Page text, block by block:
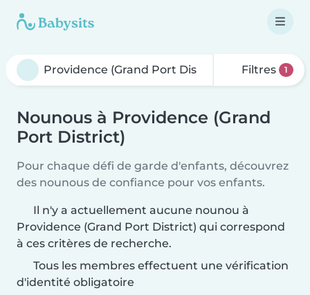
Filtres 1
Nounous à Providence (Grand
Port District)
Pour chaque défi de garde d'enfants, découvrez
des nounous de confiance pour vos enfants.
Il n'y a actuellement aucune nounou à
Providence (Grand Port District) qui correspond
à ces critères de recherche.
Tous les membres effectuent une vérification
d'identité obligatoire